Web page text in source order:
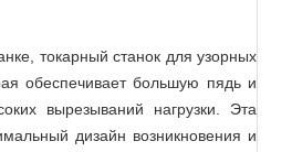
токарный станок для узорных
обеспечивает большую пядь и
вырезываний нагрузки.
Эта
дизайн возникновения и